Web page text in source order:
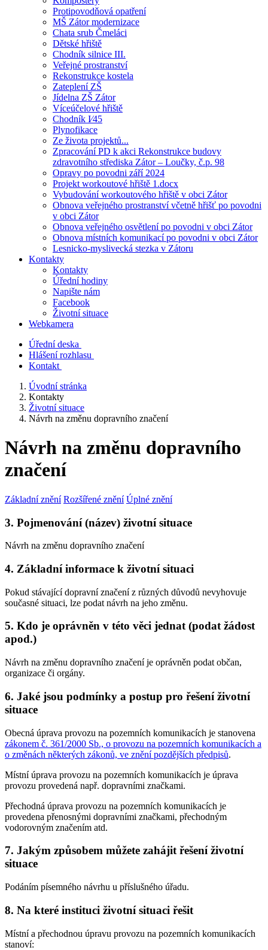
Protipovodňová opatření
MŠ Zátor modernizace
Chata srub Čmeláci
Dětské hřiště
Chodník silnice III.
Veřejné prostranství
Rekonstrukce kostela
Zateplení ZŠ
Jídelna ZŠ Zátor
Víceúčelové hřiště
Chodník I⁄45
Plynofikace
Ze života projektů...
Zpracování PD k akci Rekonstrukce budovy
zdravotního střediska Zátor – Loučky, č.p. 98
Opravy po povodni září 2024
Projekt workoutové hřiště 1.docx
Vybudování workoutového hřiště v obci Zátor
Obnova veřejného prostranství včetně hřišť po povodni
v obci Zátor
Obnova veřejného osvětlení po povodni v obci Zátor
Obnova místních komunikací po povodni v obci Zátor
Lesnicko-myslivecká stezka v Zátoru
Kontakty
Kontakty
Úřední hodiny
Napište nám
Facebook
Životní situace
Webkamera
Úřední deska
Hlášení rozhlasu
Kontakt
Úvodní stránka
Kontakty
Životní situace
Návrh na změnu dopravního značení
Návrh na změnu dopravního
značení
Základní znění Rozšířené znění Úplné znění
3. Pojmenování (název) životní situace
Návrh na změnu dopravního značení
4. Základní informace k životní situaci
Pokud stávající dopravní značení z různých důvodů nevyhovuje
současné situaci, lze podat návrh na jeho změnu.
5. Kdo je oprávněn v této věci jednat (podat žádost
apod.)
Návrh na změnu dopravního značení je oprávněn podat občan,
organizace či orgány.
6. Jaké jsou podmínky a postup pro řešení životní
situace
Obecná úprava provozu na pozemních komunikacích je stanovena
zákonem č. 361/2000 Sb., o provozu na pozemních komunikacích a
o změnách některých zákonů, ve znění pozdějších předpisů.
Místní úprava provozu na pozemních komunikacích je úprava
provozu provedená např. dopravními značkami.
Přechodná úprava provozu na pozemních komunikacích je
provedena přenosnými dopravními značkami, přechodným
vodorovným značením atd.
7. Jakým způsobem můžete zahájit řešení životní
situace
Podáním písemného návrhu u příslušného úřadu.
8. Na které instituci životní situaci řešit
Místní a přechodnou úpravu provozu na pozemních komunikacích
stanoví: